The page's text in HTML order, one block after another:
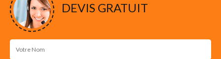
DEVIS GRATUIT